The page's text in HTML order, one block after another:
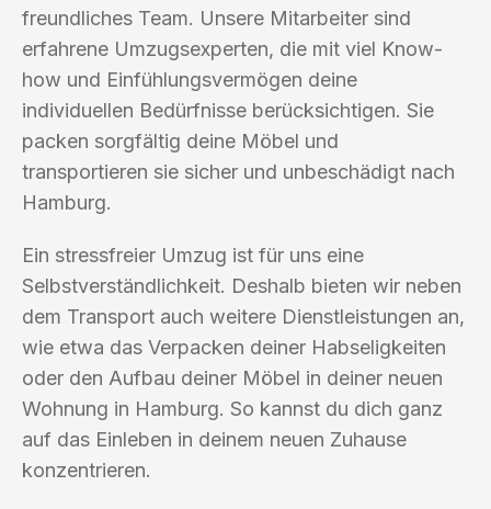
freundliches Team. Unsere Mitarbeiter sind
erfahrene Umzugsexperten, die mit viel Know-
how und Einfühlungsvermögen deine
individuellen Bedürfnisse berücksichtigen. Sie
packen sorgfältig deine Möbel und
transportieren sie sicher und unbeschädigt nach
Hamburg.
Ein stressfreier Umzug ist für uns eine
Selbstverständlichkeit. Deshalb bieten wir neben
dem Transport auch weitere Dienstleistungen an,
wie etwa das Verpacken deiner Habseligkeiten
oder den Aufbau deiner Möbel in deiner neuen
Wohnung in Hamburg. So kannst du dich ganz
auf das Einleben in deinem neuen Zuhause
konzentrieren.